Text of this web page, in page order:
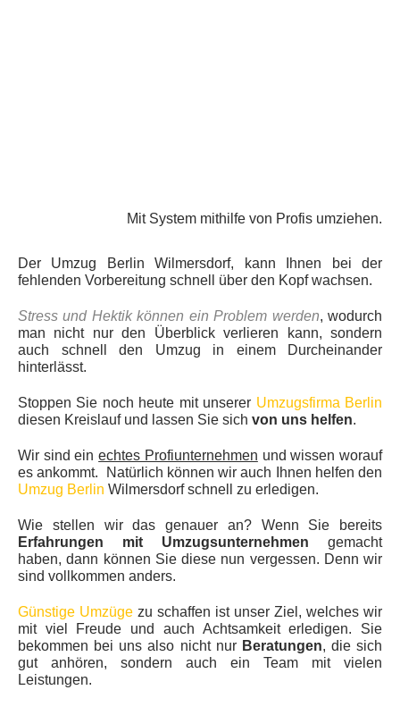
Mit System mithilfe von Profis umziehen.
Der Umzug Berlin Wilmersdorf, kann Ihnen bei der
fehlenden Vorbereitung schnell über den Kopf wachsen.
Stress und Hektik können ein Problem werden, wodurch
man nicht nur den Überblick verlieren kann, sondern
auch schnell den Umzug in einem Durcheinander
hinterlässt.
Stoppen Sie noch heute mit unserer Umzugsfirma Berlin
diesen Kreislauf und lassen Sie sich von uns helfen.
Wir sind einechtes Profiunternehmen und wissen worauf
es ankommt. Natürlich können wir auch Ihnen helfen den
Umzug Berlin Wilmersdorf schnell zu erledigen.
Wie stellen wir das genauer an? Wenn Sie bereits
Erfahrungen mit Umzugsunternehmen gemacht
haben, dann können Sie diese nun vergessen. Denn wir
sind vollkommen anders.
Günstige Umzüge zu schaffen ist unser Ziel, welches wir
mit viel Freude und auch Achtsamkeit erledigen. Sie
bekommen bei uns also nicht nur Beratungen, die sich
gut anhören, sondern auch ein Team mit vielen
Leistungen.